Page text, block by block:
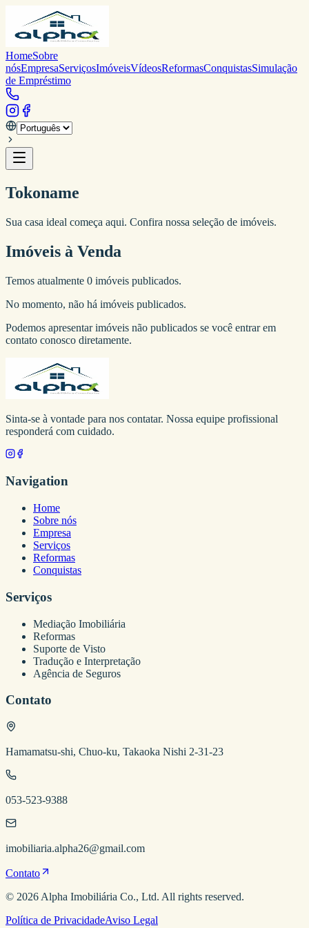
HomeSobre
nósEmpresaServiçosImóveisVídeosReformasConquistasSimulação
de Empréstimo
Tokoname
Sua casa ideal começa aqui. Confira nossa seleção de imóveis.
Imóveis à Venda
Temos atualmente 0 imóveis publicados.
No momento, não há imóveis publicados.
Podemos apresentar imóveis não publicados se você entrar em
contato conosco diretamente.
Sinta-se à vontade para nos contatar. Nossa equipe profissional
responderá com cuidado.
Navigation
Home
Sobre nós
Empresa
Serviços
Reformas
Conquistas
Serviços
Mediação Imobiliária
Reformas
Suporte de Visto
Tradução e Interpretação
Agência de Seguros
Contato
Hamamatsu-shi, Chuo-ku, Takaoka Nishi 2-31-23
053-523-9388
imobiliaria.alpha26@gmail.com
Contato
© 2026 Alpha Imobiliária Co., Ltd. All rights reserved.
Política de PrivacidadeAviso Legal